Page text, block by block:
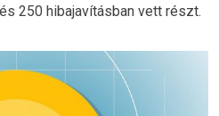
250 hibajavításban vett részt.